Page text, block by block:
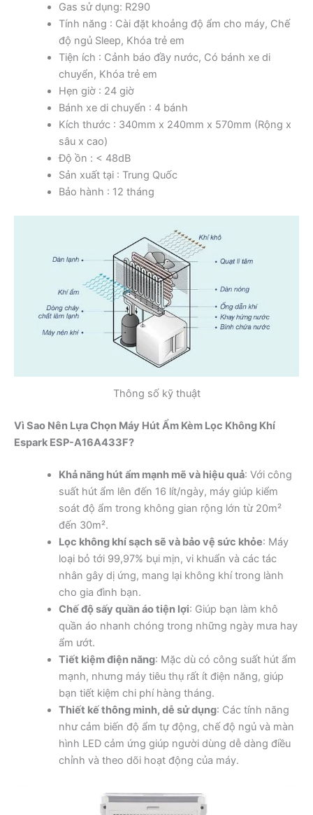
Gas sử dụng: R290
Tính năng : Cài đặt khoảng độ ẩm cho máy, Chế
độ ngủ Sleep, Khóa trẻ em
Tiện ích : Cảnh báo đầy nước, Có bánh xe di
chuyển, Khóa trẻ em
Hẹn giờ : 24 giờ
Bánh xe di chuyển : 4 bánh
Kích thước : 340mm x 240mm x 570mm (Rộng x
sâu x cao)
Độ ồn : < 48dB
Sản xuất tại : Trung Quốc
Bảo hành : 12 tháng
Thông số kỹ thuật
Vì Sao Nên Lựa Chọn Máy Hút Ẩm Kèm Lọc Không Khí
Espark ESP-A16A433F?
Khả năng hút ẩm mạnh mẽ và hiệu quả: Với công
suất hút ẩm lên đến 16 lít/ngày, máy giúp kiểm
soát độ ẩm trong không gian rộng lớn từ 20m²
đến 30m².
Lọc không khí sạch sẽ và bảo vệ sức khỏe: Máy
loại bỏ tới 99,97% bụi mịn, vi khuẩn và các tác
nhân gây dị ứng, mang lại không khí trong lành
cho gia đình bạn.
Chế độ sấy quần áo tiện lợi: Giúp bạn làm khô
quần áo nhanh chóng trong những ngày mưa hay
ẩm ướt.
Tiết kiệm điện năng: Mặc dù có công suất hút ẩm
mạnh, nhưng máy tiêu thụ rất ít điện năng, giúp
bạn tiết kiệm chi phí hàng tháng.
Thiết kế thông minh, dễ sử dụng: Các tính năng
như cảm biến độ ẩm tự động, chế độ ngủ và màn
hình LED cảm ứng giúp người dùng dễ dàng điều
chỉnh và theo dõi hoạt động của máy.